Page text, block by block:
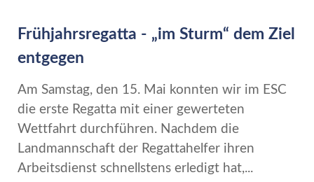
Frühjahrsregatta - „im Sturm“ dem Ziel
entgegen
Am Samstag, den 15. Mai konnten wir im ESC
die erste Regatta mit einer gewerteten
Wettfahrt durchführen. Nachdem die
Landmannschaft der Regattahelfer ihren
Arbeitsdienst schnellstens erledigt hat,...